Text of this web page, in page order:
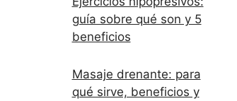
guía sobre qué son y 5
beneficios
Masaje drenante: para
qué sirve, beneficios y